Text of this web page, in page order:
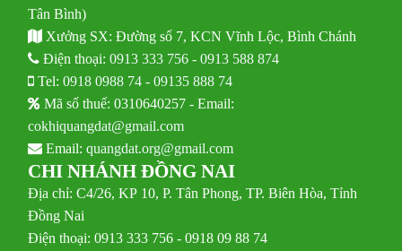
Tân Bình)
Xưởng SX: Đường số 7, KCN Vĩnh Lộc, Bình Chánh
Điện thoại:0913 333 756 -0913 588 874
Tel:0918 0988 74 -09135 888 74
Mã số thuế: 0310640257 - Email:
cokhiquangdat@gmail.com
Email:quangdat.org@gmail.com
CHI NHÁNH ĐỒNG NAI
Địa chỉ: C4/26, KP 10, P. Tân Phong, TP. Biên Hòa, Tỉnh
Đồng Nai
Điện thoại: 0913 333 756 - 0918 09 88 74